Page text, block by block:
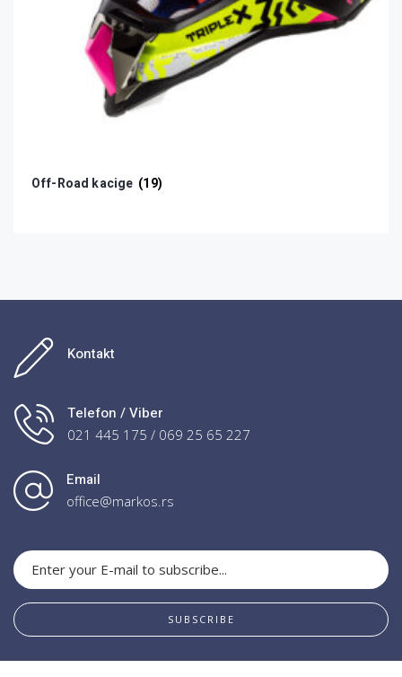
Off-Road kacige (19)
Kontakt
Telefon / Viber
021 445 175 / 069 25 65 227
Email
office@markos.rs
SUBSCRIBE